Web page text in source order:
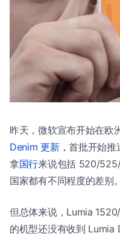
昨天，微软宣布开始在欧
Denim 更新，首批开始推
拿国行来说包括 520/
国家都有不同程度的差别。
但总体来说，Lumia
的机型还没有收到 Lumia